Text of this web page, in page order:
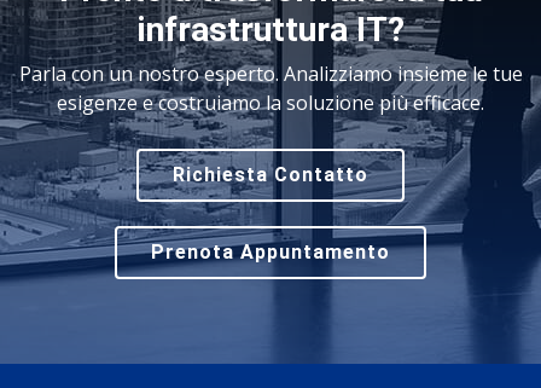
infrastruttura IT?
Parla con un nostro esperto. Analizziamo insieme le tue
esigenze e costruiamo la soluzione più efficace.
Richiesta Contatto
Prenota Appuntamento